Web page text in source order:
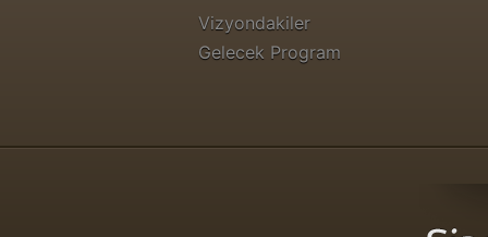
Vizyondakiler
Gelecek Program